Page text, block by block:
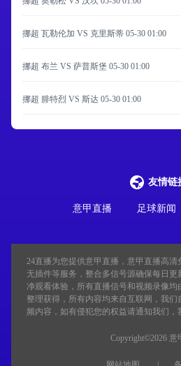
挪超 瓦勒伦加 VS 克里斯蒂 05-30 01:00
挪超 布兰 VS 萨普斯堡 05-30 01:00
挪超 腓特烈 VS 斯达 05-30 01:00
友情链
意甲直播 足球新闻
24直播为您提供意甲直播，意甲直播高
无插件等服务，整合多信号源确保每日
净观看体验，所有直播信号和视频录像
整理获得，所有内容均来自互联网，我
频内容，如有侵犯您的权益请通知我们，
Copyright©2026 意